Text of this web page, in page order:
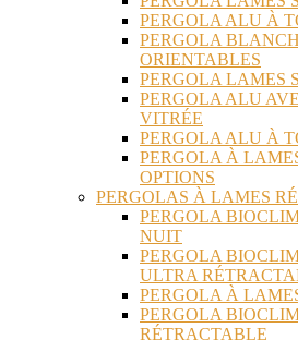
PERGOLA ALU À
PERGOLA
ORIENTABLES
PERGOLA LAMES
PERGOLA ALU
VITRÉE
PERGOLA ALU À
PERGOLA À
OPTIONS
PERGOLAS À LAMES
PERGOLA
NUIT
PERGOLA
ULTRA
PERGOLA À
PERGOLA
RÉTRACTABLE